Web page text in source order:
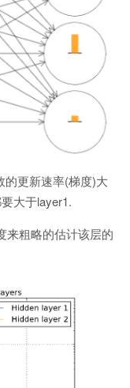
更新速率(梯度)大
大于layer1.
来粗略的估计该层的